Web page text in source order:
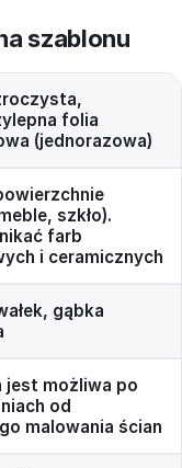
szablonu
folia
(jednorazowa)
szkło).
farb
i ceramicznych
gąbka
jest możliwa po
od
malowania ścian